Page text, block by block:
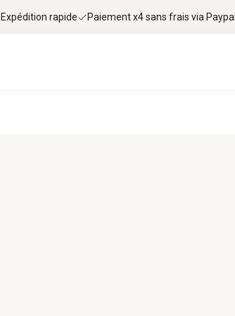
Expédition rapide Paiement x4 sans frais via